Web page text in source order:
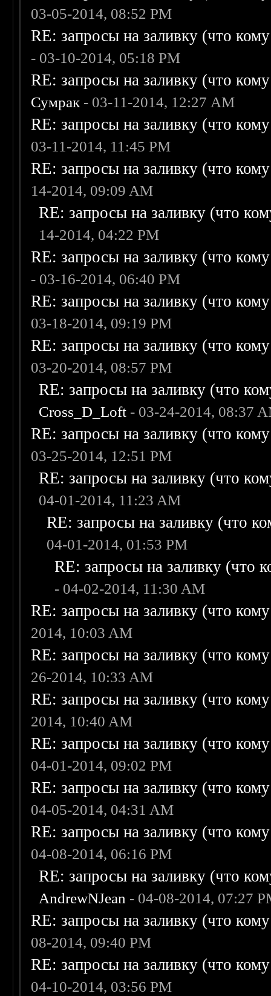
03-05-2014, 08:52 PM
RE: запросы на заливку (что
- 03-10-2014, 05:18 PM
RE: запросы на заливку (что
Сумрак - 03-11-2014, 12:27 AM
RE: запросы на заливку (что
03-11-2014, 11:45 PM
RE: запросы на заливку (что
14-2014, 09:09 AM
RE: запросы на заливку (что
14-2014, 04:22 PM
RE: запросы на заливку (что
- 03-16-2014, 06:40 PM
RE: запросы на заливку (что
03-18-2014, 09:19 PM
RE: запросы на заливку (что
03-20-2014, 08:57 PM
RE: запросы на заливку (что
Cross_D_Loft - 03-24-2014, 08:37
RE: запросы на заливку (что
03-25-2014, 12:51 PM
RE: запросы на заливку (что
04-01-2014, 11:23 AM
RE: запросы на заливку (что
04-01-2014, 01:53 PM
RE: запросы на заливку (что
- 04-02-2014, 11:30 AM
RE: запросы на заливку (что
2014, 10:03 AM
RE: запросы на заливку (что
26-2014, 10:33 AM
RE: запросы на заливку (что
2014, 10:40 AM
RE: запросы на заливку (что
04-01-2014, 09:02 PM
RE: запросы на заливку (что
04-05-2014, 04:31 AM
RE: запросы на заливку (что
04-08-2014, 06:16 PM
RE: запросы на заливку (что
AndrewNJean - 04-08-2014, 07:27
RE: запросы на заливку (что
08-2014, 09:40 PM
RE: запросы на заливку (что
04-10-2014, 03:56 PM